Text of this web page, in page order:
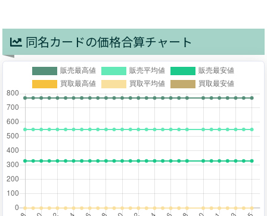
同名カードの価格合算チャート